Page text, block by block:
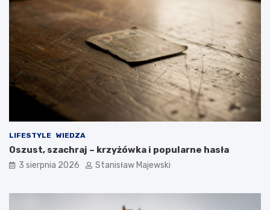
LIFESTYLE WIEDZA
Oszust, szachraj – krzyżówka i popularne hasła
3 sierpnia 2026 Stanisław Majewski